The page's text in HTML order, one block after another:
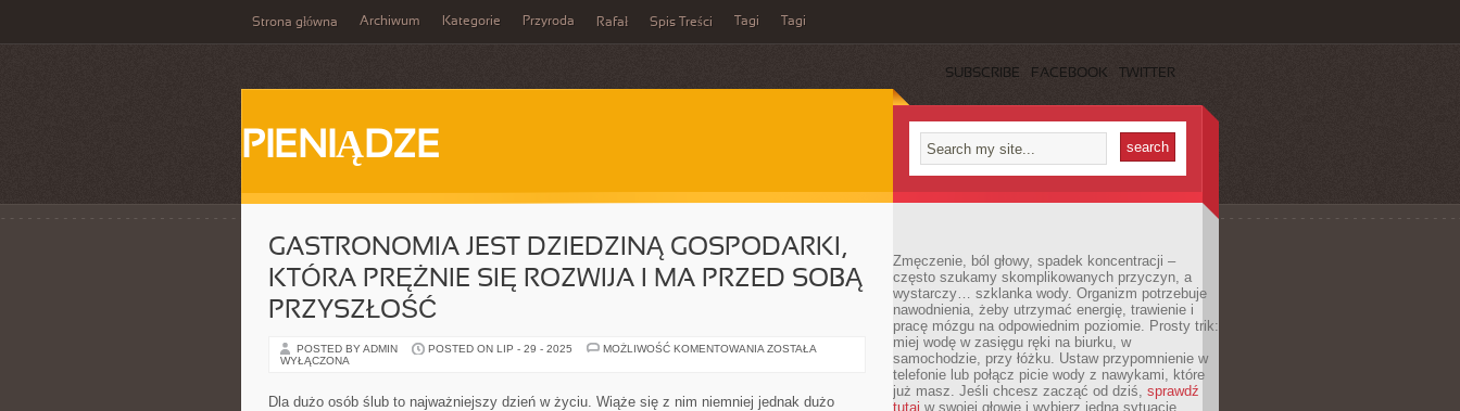
Strona główna Archiwum Kategorie Przyroda Rafał Spis Treści Tagi Tagi
SUBSCRIBE FACEBOOK TWITTER
PIENIĄDZE
GASTRONOMIA JEST DZIEDZINĄ GOSPODARKI,
KTÓRA PRĘŻNIE SIĘ ROZWIJA I MA PRZED SOBĄ
PRZYSZŁOŚĆ
POSTED BY ADMIN POSTED ON LIP - 29 - 2025 MOŻLIWOŚĆ KOMENTOWANIA GASTRONOMIA
KTÓRA
PRĘŻNIE
ZOSTAŁA
WYŁĄCZONA
Dla dużo osób ślub to najważniejszy dzień w życiu. Wiąże się z nim niemniej jednak dużo
Zmęczenie, ból głowy, spadek koncentracji –
często szukamy skomplikowanych przyczyn, a
wystarczy… szklanka wody. Organizm potrzebuje
nawodnienia, żeby utrzymać energię, trawienie i
pracę mózgu na odpowiednim poziomie. Prosty trik:
miej wodę w zasięgu ręki na biurku, w
samochodzie, przy łóżku. Ustaw przypomnienie w
telefonie lub połącz picie wody z nawykami, które
już masz. Jeśli chcesz zacząć od dziś, sprawdź
tutaj w swojej głowie i wybierz jedną sytuację